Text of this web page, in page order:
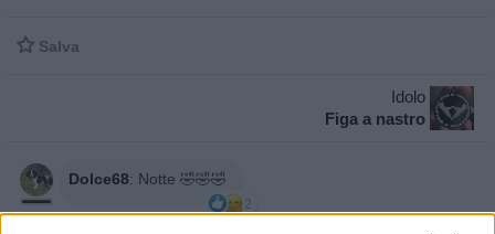
 Salva
Idolo
Figa a nastro
Dolce68: Notte 🤣🤣🤣
2
29 Aprile 2023 alle ore 01:05